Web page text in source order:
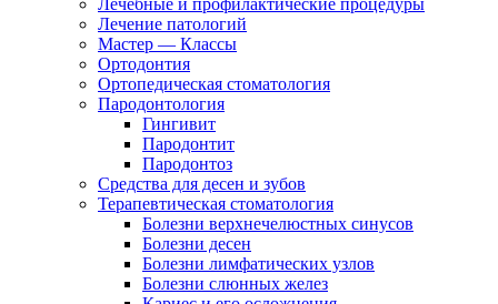
Лечебные и профилактические процедуры
Лечение патологий
Мастер — Классы
Ортодонтия
Ортопедическая стоматология
Пародонтология
Гингивит
Пародонтит
Пародонтоз
Средства для десен и зубов
Терапевтическая стоматология
Болезни верхнечелюстных синусов
Болезни десен
Болезни лимфатических узлов
Болезни слюнных желез